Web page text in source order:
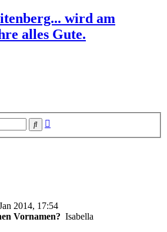
wird am
alles Gute.
Suche
2014, 17:54
Vornamen? Isabella